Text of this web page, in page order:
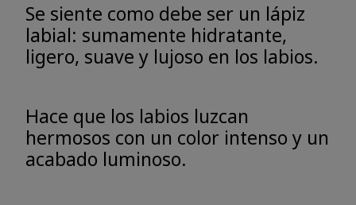
Se siente como debe ser un lápiz
labial: sumamente hidratante,
ligero, suave y lujoso en los labios.
Hace que los labios luzcan
hermosos con un color intenso y un
acabado luminoso.